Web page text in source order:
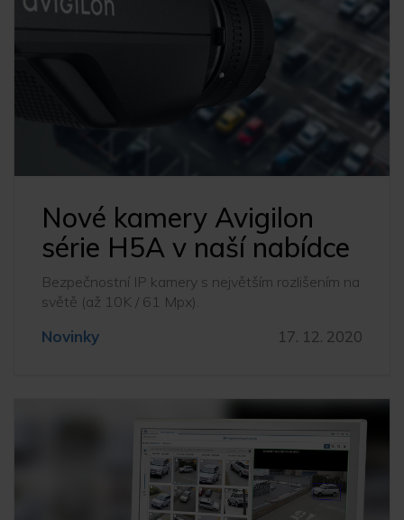
Nové kamery Avigilon
série H5A v naší nabídce
Bezpečnostní IP kamery s největším rozlišením na
světě (až 10K / 61 Mpx).
Novinky 17. 12. 2020